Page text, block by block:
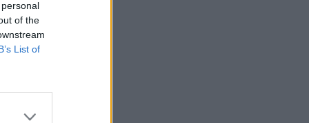
of the
List of
Parametre